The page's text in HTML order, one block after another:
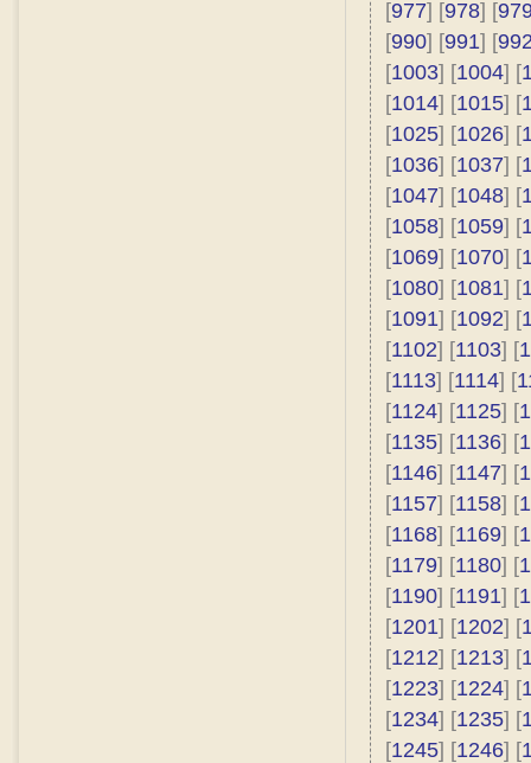
[977] [978] [
[990] [991] [
[1003] [1004] [
[1014] [1015] [
[1025] [1026] [
[1036] [1037] [
[1047] [1048] [
[1058] [1059] [
[1069] [1070] [
[1080] [1081] [
[1091] [1092] [
[1102] [1103] [
[1113] [1114] [
[1124] [1125] [
[1135] [1136] [
[1146] [1147] [
[1157] [1158] [
[1168] [1169] [
[1179] [1180] [
[1190] [1191] [
[1201] [1202] [
[1212] [1213] [
[1223] [1224] [
[1234] [1235] [
[1245] [1246] [